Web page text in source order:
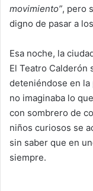
movimiento”, pero
digno de pasar a
Esa noche, la
El Teatro Calderón
deteniéndose en
no imaginaba lo
con sombrero de
niños curiosos se
sin saber que en
siempre.